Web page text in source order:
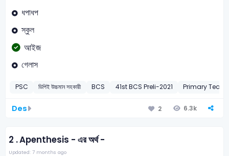
ধপাধপ
স্কুল
আইজ
গেলাস
PSC ডিপিই উচ্চমান সহকারী BCS 41st BCS Preli-2021 Primary
Des 2 6.3k
2 .Apenthesis - এর অর্থ -
Updated: 7 months ago